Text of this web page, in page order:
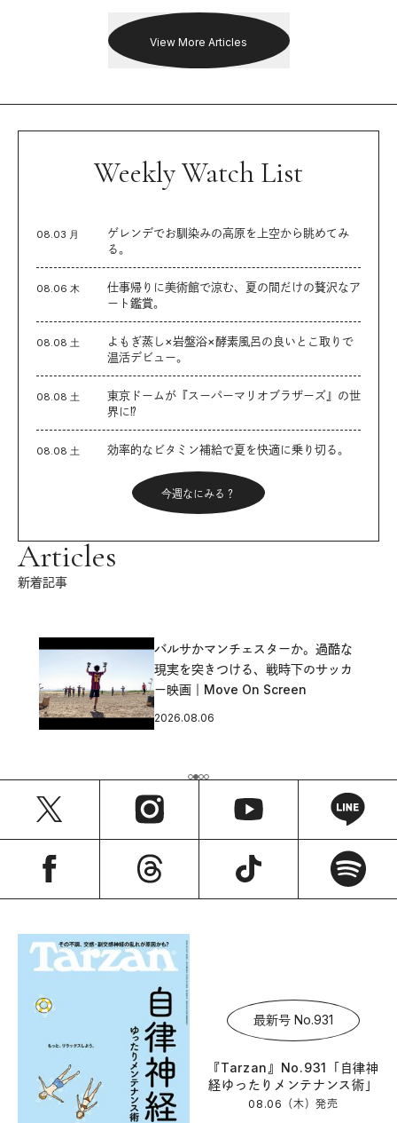
View More Articles
Weekly Watch List
08.03 月
ゲレンデでお馴染みの高原を上空から眺めてみ
る。
08.06 木
仕事帰りに美術館で涼む、夏の間だけの贅沢なア
ート鑑賞。
08.08 土
よもぎ蒸し×岩盤浴×酵素風呂の良いとこ取りで
温活デビュー。
08.08 土
東京ドームが『スーパーマリオブラザーズ』の世
界に⁉︎
08.08 土 効率的なビタミン補給で夏を快適に乗り切る。
今週なにみる？
Articles
新着記事
バルサかマンチェスターか。過酷な
現実を突きつける、戦時下のサッカ
ー映画｜Move On Screen
2026.08.06
最新号 No.931
『Tarzan』No.931「自律神
経ゆったりメンテナンス術」
08.06（木）発売